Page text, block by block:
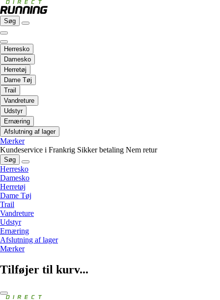
Søg
Herresko
Damesko
Herretøj
Dame Tøj
Trail
Vandreture
Udstyr
Ernæring
Afslutning af lager
Mærker
Kundeservice i Frankrig Sikker betaling Nem retur
Søg
Herresko
Damesko
Herretøj
Dame Tøj
Trail
Vandreture
Udstyr
Ernæring
Afslutning af lager
Mærker
Tilføjer til kurv...